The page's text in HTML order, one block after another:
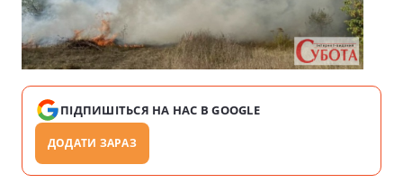
ПІДПИШІТЬСЯ НА НАС В GOOGLE
ДОДАТИ ЗАРАЗ